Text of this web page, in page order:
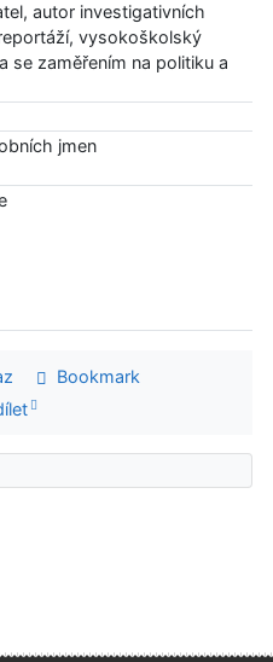
autor investigativních
vysokoškolský
se zaměřením na politiku a
jmen
Bookmark